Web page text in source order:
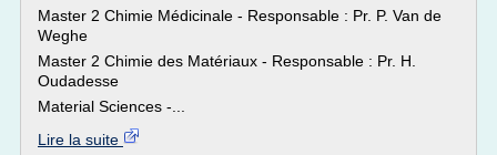
Master 2 Chimie Médicinale - Responsable : Pr. P. Van de
Weghe
Master 2 Chimie des Matériaux - Responsable : Pr. H.
Oudadesse
Material Sciences -...
Lire la suite